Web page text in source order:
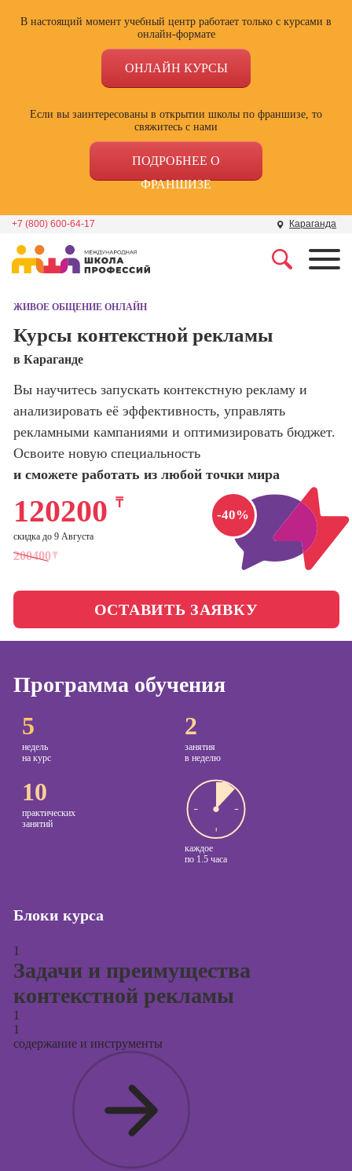
В настоящий момент учебный центр работает только с курсами в
онлайн-формате
ОНЛАЙН КУРСЫ
Если вы заинтересованы в открытии школы по франшизе, то
свяжитесь с нами
ПОДРОБНЕЕ О
ФРАНШИЗЕ
+7 (800) 600-64-17 Караганда
Школа дизайна
программирования
Школа психологии
Школа актерского
Школа бизнеса и
управления
Фотошкола
Школа медиа
Онлайн-обучение
поисковой
продвижение
сайтов)
Профессия
Профессия
Менеджер по
маркетингу в
социальных
сетях (SMM-
менеджер)
Профессия
ЖИВОЕ ОБЩЕНИЕ ОНЛАЙН
Курсы контекстной рекламы
в Караганде
Вы научитесь запускать контекстную рекламу и
анализировать её эффективность, управлять
рекламными кампаниями и оптимизировать бюджет.
Освоите новую специальность
и сможете работать из любой точки мира
-40%
200400 ₸
120200 ₸
скидка до 9 Августа
ОСТАВИТЬ ЗАЯВКУ
Программа обучения
5
недель
на курс
2
занятия
в неделю
10
практических
занятий
каждое
по 1.5 часа
Блоки курса
1
Задачи и преимущества
контекстной рекламы
1
1
содержание и инструменты